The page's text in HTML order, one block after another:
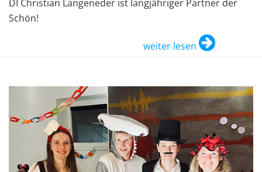
DI Christian Langeneder ist langjähriger Partner der
Schön!
weiter lesen